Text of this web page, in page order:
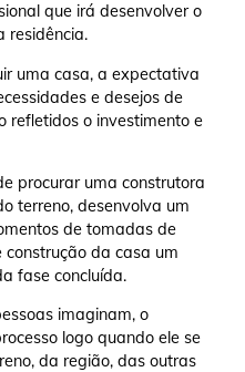
que irá desenvolver o
residência.
uma casa, a expectativa
e desejos de
refletidos o investimento e
procurar uma construtora
terreno, desenvolva um
de tomadas de
da casa um
fase concluída.
imaginam, o
logo quando ele se
da região, das outras